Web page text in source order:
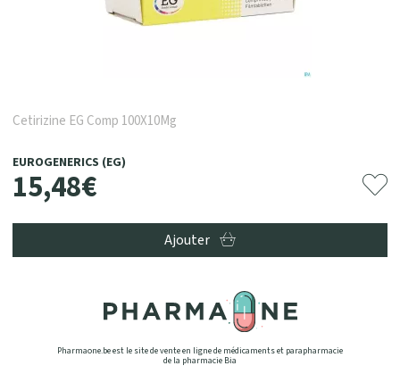
Cetirizine EG Comp 100X10Mg
EUROGENERICS (EG)
15,48€
Ajouter
Pharmaone.be est le site de vente en ligne de médicaments et parapharmacie
de la pharmacie Bia